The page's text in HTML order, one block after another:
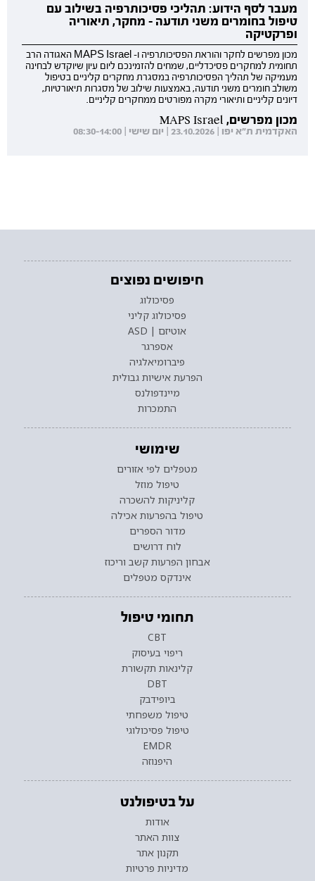
מעבר לסף הידוע: תהליכי פסיכותרפיה בשילוב עם
טיפול בחומרים משני תודעה - מחקר, תיאוריה
ופרקטיקה
מכון מפרשים לחקר והוראת הפסיכותרפיה ו- MAPS Israel האגודה הרב
תחומית למחקרים פסיכדליים, שמחים להזמינכם ליום עיון שיוקדש לבחינה
מעמיקה של תהליך הפסיכותרפיה במסגרת מחקרים קליניים בטיפול
משולב חומרים משני תודעה, באמצעות שילוב של מסגרות תיאורטיות,
דיונים קליניים ותיאורי מקרה מפורטים ממחקרים קליניים.
מכון מפרשים, MAPS Israel
האקדמית ת"א יפו | 23.10.2026 | יום שישי | 08:30-14:00
חיפושים נפוצים
פסיכולוג
פסיכולוג קליני
אוטיזם | ASD
אספרגר
פיברומיאלגיה
הפרעת אישיות גבולית
מיינדפולנס
התמכרות
שימושי
מטפלים לפי אזורים
טיפול מוזל
קליניקות להשכרה
טיפול בהפרעות אכילה
מדור הספרים
לוח דרושים
אבחון הפרעות קשב וריכוז
אינדקס מטפלים
תחומי טיפול
CBT
ריפוי בעיסוק
קלינאות תקשורת
DBT
ביופידבק
טיפול משפחתי
טיפול פסיכולוגי
EMDR
היפנוזה
על בטיפולנט
אודות
צוות האתר
תקנון אתר
מדיניות פרטיות